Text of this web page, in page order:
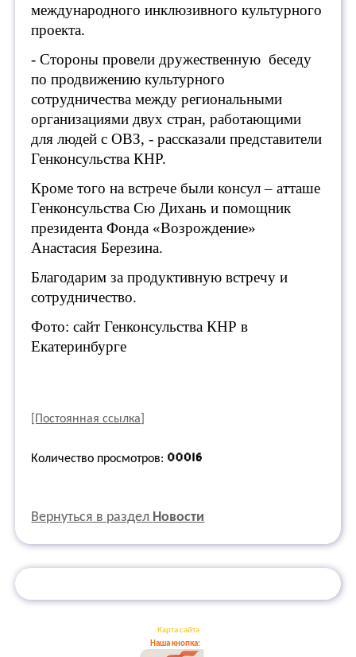
международного инклюзивного культурного
проекта.
- Стороны провели дружественную беседу
по продвижению культурного
сотрудничества между региональными
организациями двух стран, работающими
для людей с ОВЗ, - рассказали представители
Генконсульства КНР.
Кроме того на встрече были консул – атташе
Генконсульства Сю Дихань и помощник
президента Фонда «Возрождение»
Анастасия Березина.
Благодарим за продуктивную встречу и
сотрудничество.
Фото: сайт Генконсульства КНР в
Екатеринбурге
[Постоянная ссылка]
Количество просмотров:
Вернуться в раздел Новости
Карта сайта
Наша кнопка: